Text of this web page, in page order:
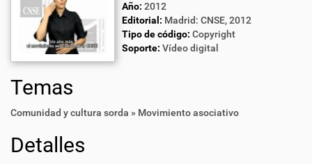
Año: 2012
Editorial: Madrid: CNSE, 2012
Tipo de código: Copyright
Soporte: Vídeo digital
Temas
Comunidad y cultura sorda » Movimiento asociativo
Detalles